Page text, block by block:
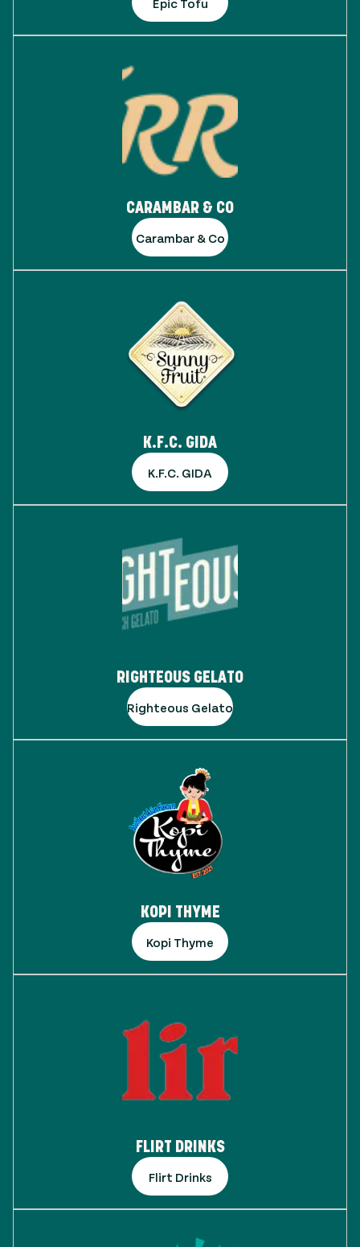
CARAMBAR & CO
Carambar & Co
K.F.C. GIDA
K.F.C. GIDA
RIGHTEOUS GELATO
Righteous Gelato
KOPI THYME
Kopi Thyme
FLIRT DRINKS
Flirt Drinks